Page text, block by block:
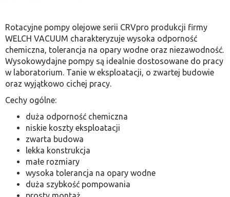
Rotacyjne pompy olejowe serii CRVpro produkcji firmy
WELCH VACUUM charakteryzuje wysoka odporność
chemiczna, tolerancja na opary wodne oraz niezawodność.
Wysokowydajne pompy są idealnie dostosowane do pracy
w laboratorium. Tanie w eksploatacji, o zwartej budowie
oraz wyjątkowo cichej pracy.
Cechy ogólne:
duża odporność chemiczna
niskie koszty eksploatacji
zwarta budowa
lekka konstrukcja
małe rozmiary
wysoka tolerancja na opary wodne
duża szybkość pompowania